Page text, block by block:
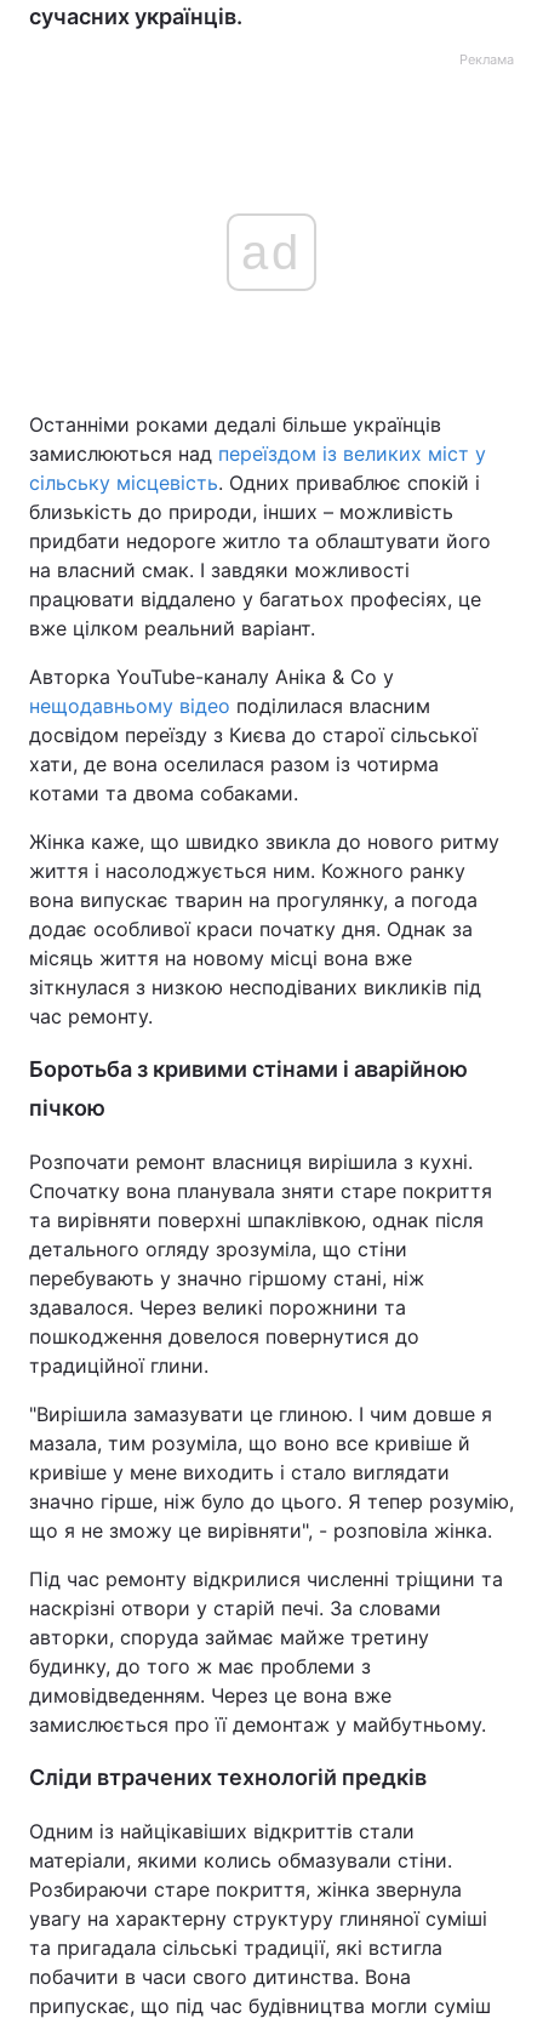
сучасних українців.
Реклама
ad
Останніми роками дедалі більше українців
замислюються над переїздом із великих міст у
сільську місцевість. Одних приваблює спокій і
близькість до природи, інших – можливість
придбати недороге житло та облаштувати його
на власний смак. І завдяки можливості
працювати віддалено у багатьох професіях, це
вже цілком реальний варіант.
Авторка YouTube-каналу Аніка & Co у
нещодавньому відео поділилася власним
досвідом переїзду з Києва до старої сільської
хати, де вона оселилася разом із чотирма
котами та двома собаками.
Жінка каже, що швидко звикла до нового ритму
життя і насолоджується ним. Кожного ранку
вона випускає тварин на прогулянку, а погода
додає особливої краси початку дня. Однак за
місяць життя на новому місці вона вже
зіткнулася з низкою несподіваних викликів під
час ремонту.
Боротьба з кривими стінами і аварійною
пічкою
Розпочати ремонт власниця вирішила з кухні.
Спочатку вона планувала зняти старе покриття
та вирівняти поверхні шпаклівкою, однак після
детального огляду зрозуміла, що стіни
перебувають у значно гіршому стані, ніж
здавалося. Через великі порожнини та
пошкодження довелося повернутися до
традиційної глини.
"Вирішила замазувати це глиною. І чим довше я
мазала, тим розуміла, що воно все кривіше й
кривіше у мене виходить і стало виглядати
значно гірше, ніж було до цього. Я тепер розумію,
що я не зможу це вирівняти", - розповіла жінка.
Під час ремонту відкрилися численні тріщини та
наскрізні отвори у старій печі. За словами
авторки, споруда займає майже третину
будинку, до того ж має проблеми з
димовідведенням. Через це вона вже
замислюється про її демонтаж у майбутньому.
Сліди втрачених технологій предків
Одним із найцікавіших відкриттів стали
матеріали, якими колись обмазували стіни.
Розбираючи старе покриття, жінка звернула
увагу на характерну структуру глиняної суміші
та пригадала сільські традиції, які встигла
побачити в часи свого дитинства. Вона
припускає, що під час будівництва могли суміш